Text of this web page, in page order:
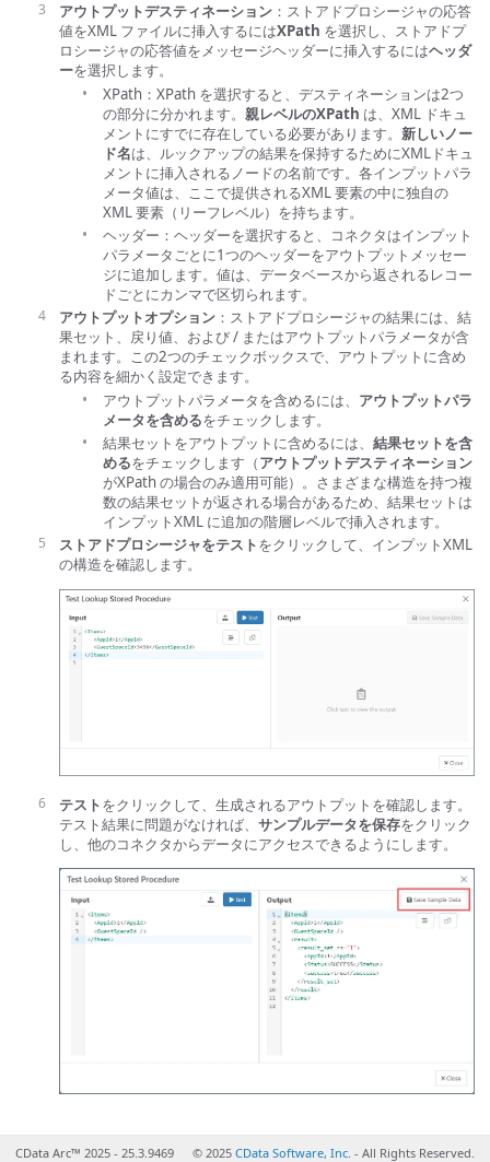
アウトプットデスティネーション ：ストアドプロシージャの応答
値をXML ファイルに挿入するにはXPath を選択し、ストアドプ
ロシージャの応答値をメッセージヘッダーに挿入するにはヘッダ
ーを選択します。
XPath：XPath を選択すると、デスティネーションは2つ
の部分に分かれます。 親レベルのXPath は、XML ドキュ
メントにすでに存在している必要があります。 新しいノー
ド名は、ルックアップの結果を保持するためにXMLドキュ
メントに挿入されるノードの名前です。各インプットパラ
メータ値は、ここで提供されるXML 要素の中に独自の
XML 要素（リーフレベル）を持ちます。
ヘッダー：ヘッダーを選択すると、コネクタはインプット
パラメータごとに1つのヘッダーをアウトプットメッセー
ジに追加します。値は、データベースから返されるレコー
ドごとにカンマで区切られます。
アウトプットオプション ：ストアドプロシージャの結果には、結
果セット、戻り値、および / またはアウトプットパラメータが含
まれます。この2つのチェックボックスで、アウトプットに含め
る内容を細かく設定できます。
アウトプットパラメータを含めるには、 アウトプットパラ
メータを含めるをチェックします。
結果セットをアウトプットに含めるには、 結果セットを含
めるをチェックします（アウトプットデスティネーション
がXPath の場合のみ適用可能）。さまざまな構造を持つ複
数の結果セットが返される場合があるため、結果セットは
インプットXML に追加の階層レベルで挿入されます。
ストアドプロシージャをテストをクリックして、インプットXML
の構造を確認します。
テストをクリックして、生成されるアウトプットを確認します。
テスト結果に問題がなければ、 サンプルデータを保存をクリック
し、他のコネクタからデータにアクセスできるようにします。
CData Arc™ 2025 - 25.3.9469 © 2025 CData Software, Inc. - All Rights Reserved.